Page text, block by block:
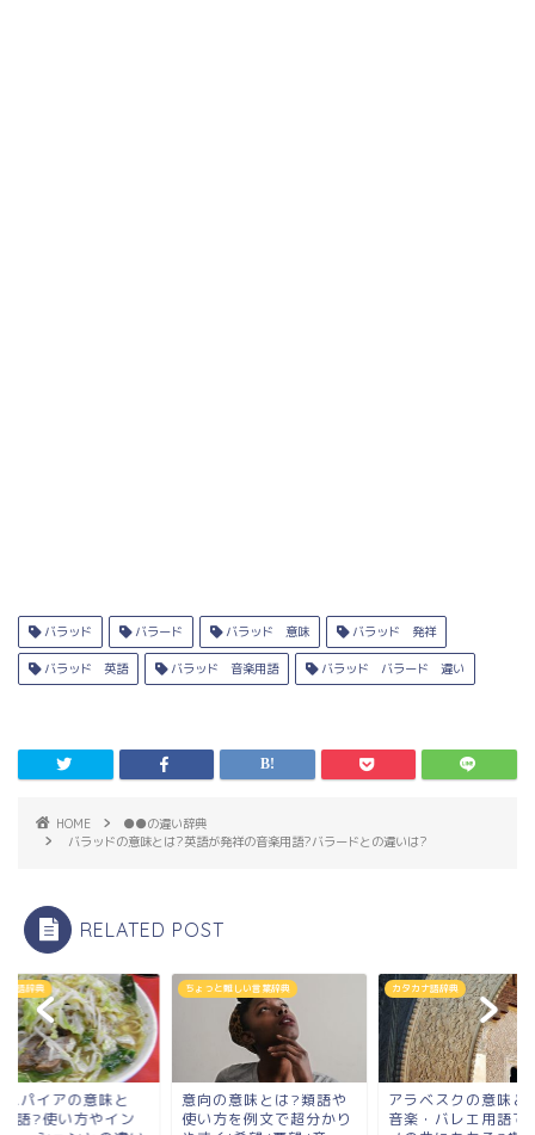
バラッド バラード バラッド 意味 バラッド 発祥
バラッド 英語 バラッド 音楽用語 バラッド バラード 違い
HOME
●●の違い辞典
バラッドの意味とは?英語が発祥の音楽用語?バラードとの違いは?
RELATED POST
ナ語辞典
スパイアの意味と
語?使い方やイン
ちょっと難しい言葉辞典
意向の意味とは?類語や
使い方を例文で超分かり
カタカナ語辞典
アラベスクの意味と
音楽・バレエ用語で